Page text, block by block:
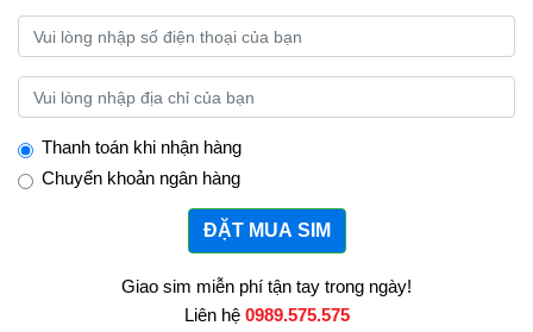
Thanh toán khi nhận hàng
Chuyển khoản ngân hàng
ĐẶT MUA SIM
Giao sim miễn phí tận tay trong ngày!
Liên hệ 0989.575.575